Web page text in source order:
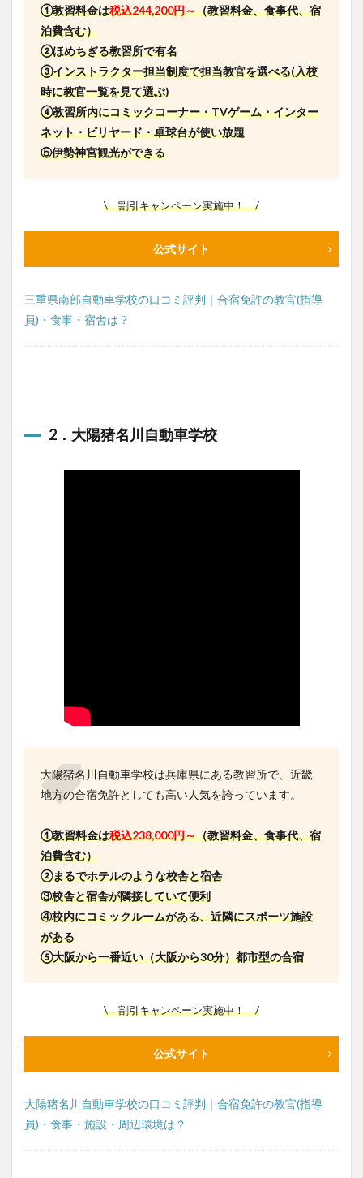
①教習料金は税込244,200円～（教習料金、食事代、宿
泊費含む）
②ほめちぎる教習所で有名
③インストラクター担当制度で担当教官を選べる(入校
時に教官一覧を見て選ぶ)
④教習所内にコミックコーナー・TVゲーム・インター
ネット・ビリヤード・卓球台が使い放題
⑤伊勢神宮観光ができる
\ 割引キャンペーン実施中！ /
公式サイト
三重県南部自動車学校の口コミ評判｜合宿免許の教官(指導
員)・食事・宿舎は？
2．大陽猪名川自動車学校
大陽猪名川自動車学校は兵庫県にある教習所で、近畿
地方の合宿免許としても高い人気を誇っています。
①教習料金は税込238,000円～（教習料金、食事代、宿
泊費含む）
②まるでホテルのような校舎と宿舎
③校舎と宿舎が隣接していて便利
④校内にコミックルームがある、近隣にスポーツ施設
がある
⑤大阪から一番近い（大阪から30分）都市型の合宿
\ 割引キャンペーン実施中！ /
公式サイト
大陽猪名川自動車学校の口コミ評判｜合宿免許の教官(指導
員)・食事・施設・周辺環境は？